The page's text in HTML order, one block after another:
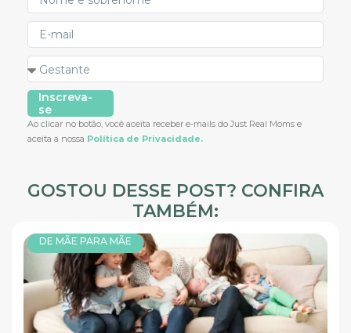
Inscreva-
se
Ao clicar no botão, você aceita receber e-mails do Just Real Moms e
aceita a nossa Política de Privacidade.
GOSTOU DESSE POST? CONFIRA
TAMBÉM:
DE MÃE PARA MÃE